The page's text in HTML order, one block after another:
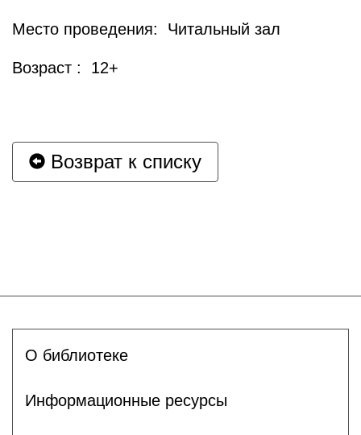
Место проведения: Читальный зал
Возраст : 12+
Возврат к списку
О библиотеке
Информационные ресурсы